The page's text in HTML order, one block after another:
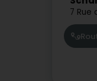
7 Rue